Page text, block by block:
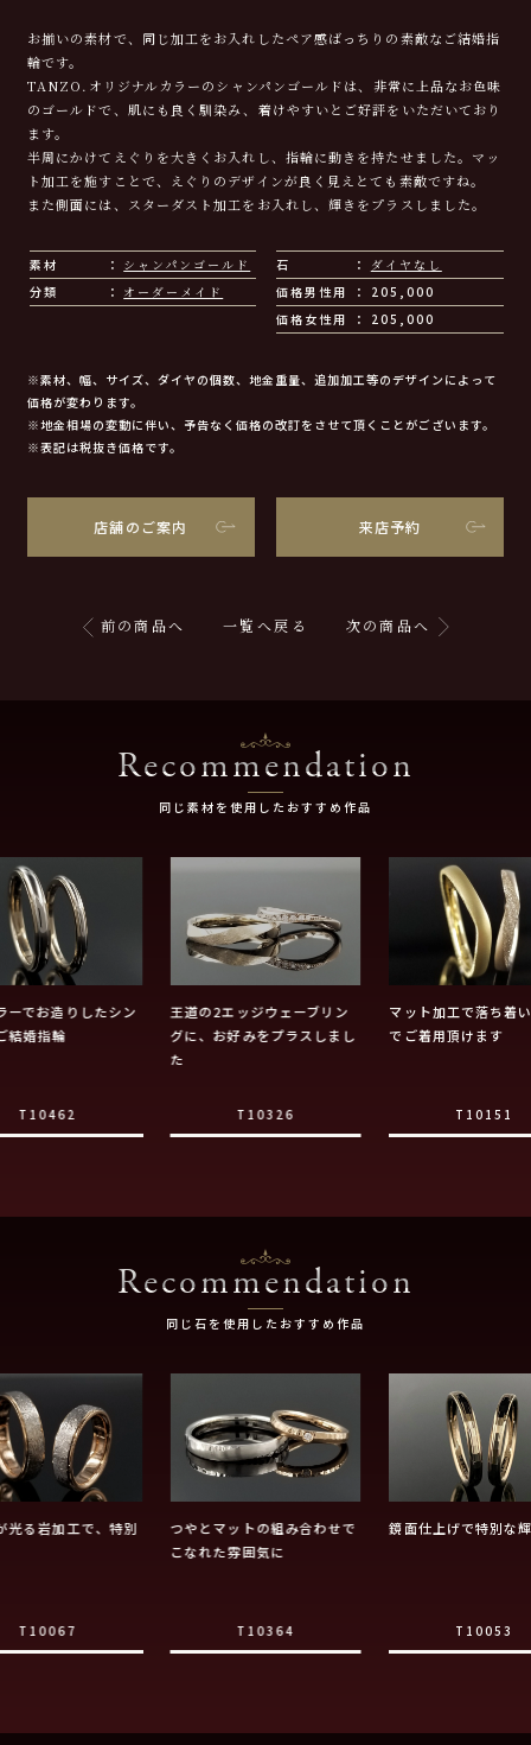
お揃いの素材で、同じ加工をお入れしたペア感ばっちりの素敵なご結婚指
輪です。
TANZO.オリジナルカラーのシャンパンゴールドは、非常に上品なお色味
のゴールドで、肌にも良く馴染み、着けやすいとご好評をいただいており
ます。
半周にかけてえぐりを大きくお入れし、指輪に動きを持たせました。マッ
ト加工を施すことで、えぐりのデザインが良く見えとても素敵ですね。
また側面には、スターダスト加工をお入れし、輝きをプラスしました。
素材 シャンパンゴールド 石
ダイヤなし
分類
オーダーメイド 価格男性用
205,000
価格女性用
205,000
※素材、幅、サイズ、ダイヤの個数、地金重量、追加加工等のデザインによって
価格が変わります。
※地金相場の変動に伴い、予告なく価格の改訂をさせて頂くことがございます。
※表記は税抜き価格です。
店舗のご案内 来店予約
前の商品へ 一覧へ戻る 次の商品へ
Recommendation
同じ素材を使用したおすすめ作品
ーでお造りしたシン
結婚指輪
T10462
王道の2エッジウェーブリン
グに、お好みをプラスしまし
た
T10326
マット加工で落ち着
でご着用頂けます
T10151
Recommendation
同じ石を使用したおすすめ作品
光る岩加工で、特別
T10067
つやとマットの組み合わせで
こなれた雰囲気に
T10364
鏡面仕上げで特別な
T10053